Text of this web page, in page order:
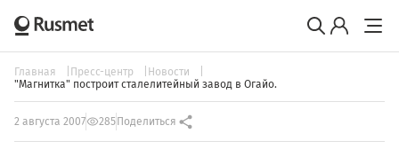
Главная Пресс-центр
Новости
"Магнитка" построит сталелитейный завод в Огайо.
2 августа 2007 285 Поделиться